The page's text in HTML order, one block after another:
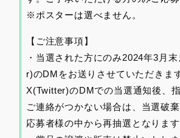
※ポスターは選べません。
【ご注意事項】
・当選された方にのみ2024年3月
r)のDMをお送りさせていただきま
X(Twitter)のDMでの当選通知後、
ご連絡がつかない場合は、当選破
応募者様の中から再抽選となります